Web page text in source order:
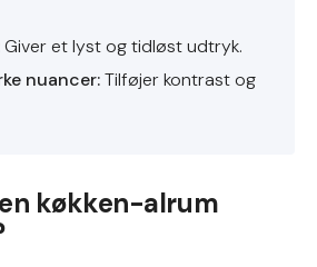
Giver et lyst og tidløst udtryk.
nuancer:Tilføjer kontrast og
køkken-alrum